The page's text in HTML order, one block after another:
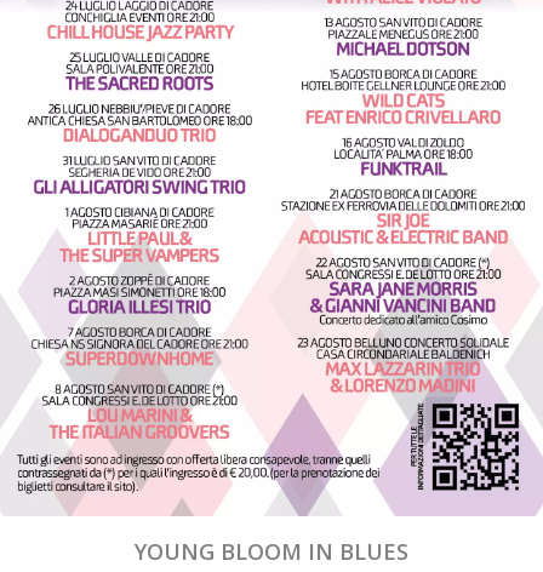
YOUNG BLOOM IN BLUES